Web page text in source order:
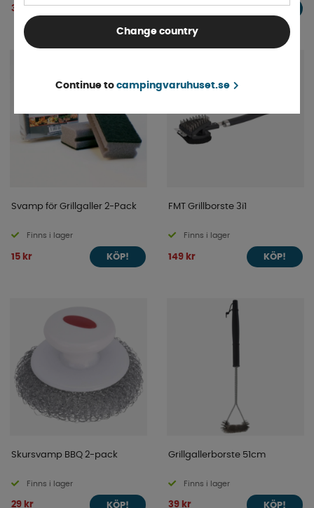
39 kr 29 kr
Svamp för Grillgaller 2-Pack
Finns i lager
15 kr KÖP!
FMT Grillborste 3i1
Finns i lager
149 kr KÖP!
Skursvamp BBQ 2-pack
Finns i lager
29 kr KÖP!
Grillgallerborste 51cm
Finns i lager
39 kr KÖP!
Change country
Continue to campingvaruhuset.se